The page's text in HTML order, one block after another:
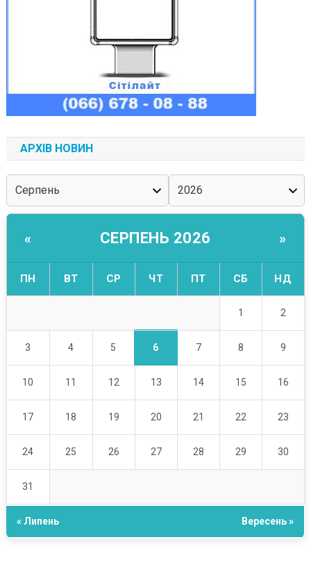
АРХІВ НОВИН
« СЕРПЕНЬ 2026 »
ПН ВТ СР ЧТ ПТ СБ НД
1 2
3 4 5 6 7 8 9
10 11 12 13 14 15 16
17 18 19 20 21 22 23
24 25 26 27 28 29 30
31
« Липень Вересень »